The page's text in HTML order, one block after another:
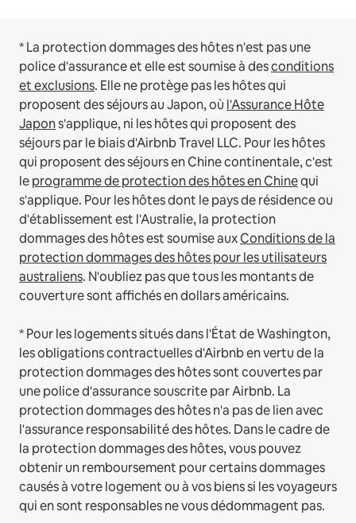
* La protection dommages des hôtes n'est pas une
police d'assurance et elle est soumise à desconditions
et exclusions. Elle ne protège pas les hôtes qui
proposent des séjours au Japon, où l'Assurance Hôte
Japons'applique, ni les hôtes qui proposent des
séjours par le biais d'Airbnb Travel LLC. Pour les hôtes
qui proposent des séjours en Chine continentale, c'est
leprogramme de protection des hôtes en Chinequi
s'applique. Pour les hôtes dont le pays de résidence ou
d'établissement est l'Australie, la protection
dommages des hôtes est soumise auxConditions de la
protection dommages des hôtes pour les utilisateurs
australiens. N'oubliez pas que tous les montants de
couverture sont affichés en dollars américains.
* Pour les logements situés dans l'État de Washington,
les obligations contractuelles d'Airbnb en vertu de la
protection dommages des hôtes sont couvertes par
une police d'assurance souscrite par Airbnb. La
protection dommages des hôtes n'a pas de lien avec
l'assurance responsabilité des hôtes. Dans le cadre de
la protection dommages des hôtes, vous pouvez
obtenir un remboursement pour certains dommages
causés à votre logement ou à vos biens si les voyageurs
qui en sont responsables ne vous dédommagent pas.